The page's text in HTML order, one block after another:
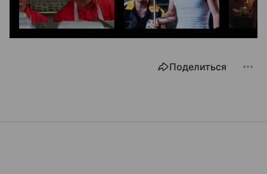
Поделиться